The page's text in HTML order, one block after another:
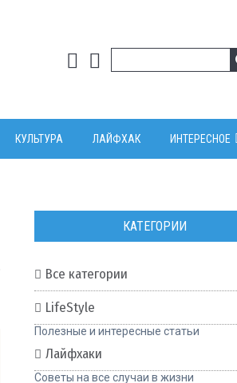
КУЛЬТУРА ЛАЙФХАК ИНТЕРЕСНОЕ
КАТЕГОРИИ
Все категории
LifeStyle
Полезные и интересные статьи
Лайфхаки
Советы на все случаи в жизни